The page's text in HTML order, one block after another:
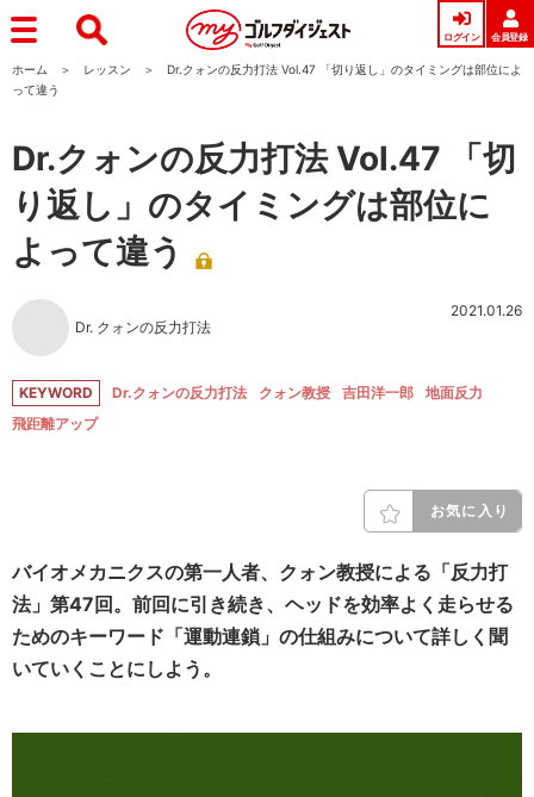
ログイン 会員登録
ホーム レッスン
Dr.クォンの反力打法 Vol.47 「切り返し」のタイミングは部位によ
って違う
Dr.クォンの反力打法 Vol.47 「切
り返し」のタイミングは部位に
よって違う
Dr. クォンの反力打法
2021.01.26
KEYWORD Dr.クォンの反力打法 クォン教授 吉田洋一郎
地面反力
飛距離アップ
お気に入り
バイオメカニクスの第一人者、クォン教授による「反力打
法」第47回。前回に引き続き、ヘッドを効率よく走らせる
ためのキーワード「運動連鎖」の仕組みについて詳しく聞
いていくことにしよう。